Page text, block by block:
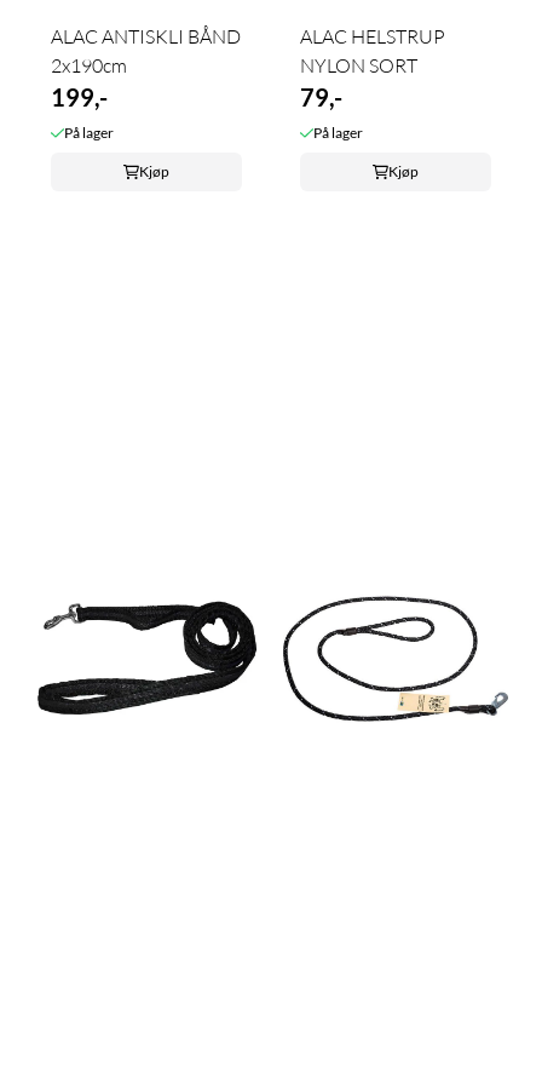
ALAC ANTISKLI BÅND
2x190cm
199,-
På lager
Kjøp
ALAC HELSTRUP
NYLON SORT
79,-
På lager
Kjøp